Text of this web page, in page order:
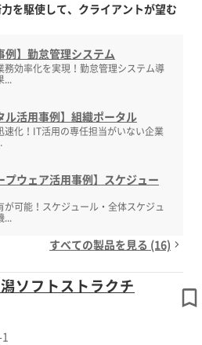
を駆使して、クライアントが望む
例】勤怠管理システム
務効率化を実現！勤怠管理システム導
...
ル活用事例】組織ポータル
速化！IT活用の専任担当がいない企業
プウェア活用事例】スケジュー
が可能！スケジュール・全体スケジュ
...
すべての製品を見る (16)
ソフトストラクチ